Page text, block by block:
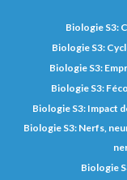
Biologie S3:
Biologie S3:
Biologie S3:
Biologie S3:
Biologie S3: Impact
Biologie S3: Nerfs,
Biologie